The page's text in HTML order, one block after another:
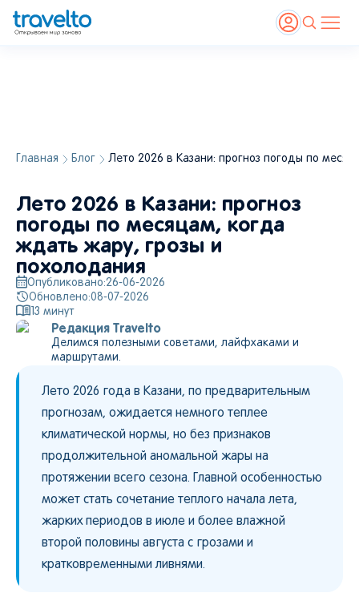
Главная Блог Лето 2026 в Казани: прогноз погоды по
Лето 2026 в Казани: прогноз
погоды по месяцам, когда
ждать жару, грозы и
похолодания
Опубликовано:26-06-2026
Обновлено:08-07-2026
13 минут
Редакция Travelto
Делимся полезными советами, лайфхаками и
маршрутами.
Лето 2026 года в Казани, по предварительным
прогнозам, ожидается немного теплее
климатической нормы, но без признаков
продолжительной аномальной жары на
протяжении всего сезона. Главной особенностью
может стать сочетание теплого начала лета,
жарких периодов в июле и более влажной
второй половины августа с грозами и
кратковременными ливнями.